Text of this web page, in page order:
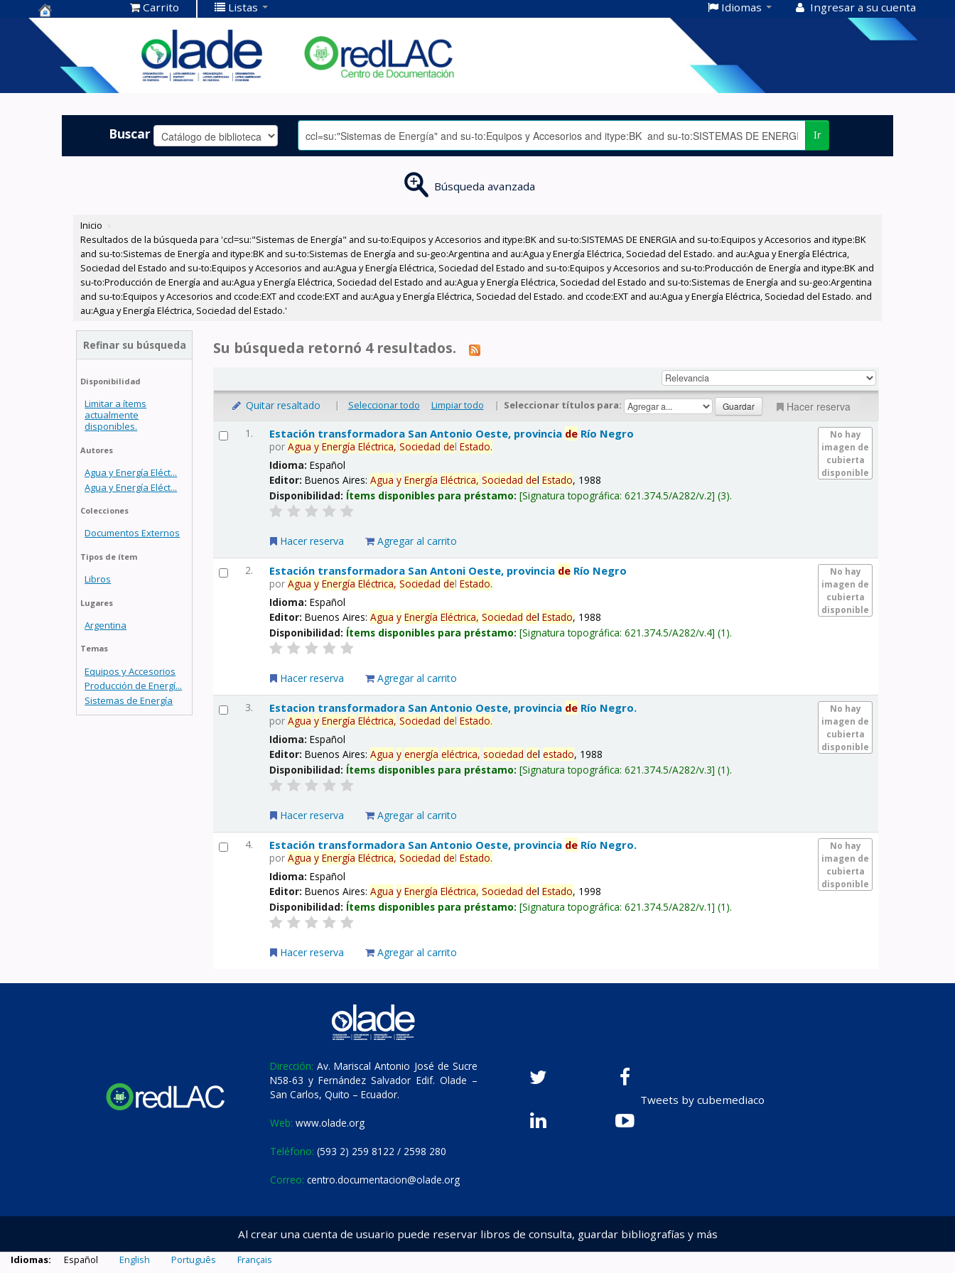
Centro de
Documentación
OLADE -
Carrito Listas Idiomas Ingresar a su cuenta
Buscar Ir
Búsqueda avanzada
Inicio ›
Resultados de la búsqueda para 'ccl=su:"Sistemas de Energía" and su-to:Equipos y Accesorios and itype:BK and su-to:SISTEMAS DE ENERGIA and su-to:Equipos y Accesorios and itype:BK
and su-to:Sistemas de Energía and itype:BK and su-to:Sistemas de Energía and su-geo:Argentina and au:Agua y Energía Eléctrica, Sociedad del Estado. and au:Agua y Energía Eléctrica,
Sociedad del Estado and su-to:Equipos y Accesorios and au:Agua y Energía Eléctrica, Sociedad del Estado and su-to:Equipos y Accesorios and su-to:Producción de Energía and itype:BK and
su-to:Producción de Energía and au:Agua y Energía Eléctrica, Sociedad del Estado and au:Agua y Energía Eléctrica, Sociedad del Estado and su-to:Sistemas de Energía and su-geo:Argentina
and su-to:Equipos y Accesorios and ccode:EXT and ccode:EXT and au:Agua y Energía Eléctrica, Sociedad del Estado. and ccode:EXT and au:Agua y Energía Eléctrica, Sociedad del Estado. and
au:Agua y Energía Eléctrica, Sociedad del Estado.'
Refinar su búsqueda
Disponibilidad
Limitar a ítems
actualmente
disponibles.
Autores
Agua y Energía Eléct...
Agua y Energía Eléct...
Colecciones
Documentos Externos
Tipos de ítem
Libros
Lugares
Argentina
Temas
Equipos y Accesorios
Producción de Energí...
Sistemas de Energía
Su búsqueda retornó 4 resultados.
Quitar resaltado | Seleccionar todo Limpiar todo | Seleccionar títulos para: Hacer reserva
1.
No hay
imagen de
cubierta
disponible
Estación transformadora San Antonio Oeste, provincia de Río Negro
porAgua y Energía Eléctrica, Sociedad delEstado.
Idioma:Español
Editor:Buenos Aires:Agua y Energía Eléctrica, Sociedad delEstado, 1988
Disponibilidad: Ítems disponibles para préstamo: Signatura topográfica:621.374.5/A282/v.2 (3).
Hacer reserva Agregar al carrito
2.
No hay
imagen de
cubierta
disponible
Estación transformadora San Antoni Oeste, provincia de Río Negro
porAgua y Energía Eléctrica, Sociedad delEstado.
Idioma:Español
Editor:Buenos Aires:Agua y Energía Eléctrica, Sociedad delEstado, 1988
Disponibilidad: Ítems disponibles para préstamo: Signatura topográfica:621.374.5/A282/v.4 (1).
Hacer reserva Agregar al carrito
3.
No hay
imagen de
cubierta
disponible
Estacion transformadora San Antonio Oeste, provincia de Río Negro.
porAgua y Energía Eléctrica, Sociedad delEstado.
Idioma:Español
Editor:Buenos Aires:Agua y energía eléctrica, sociedad delestado, 1988
Disponibilidad: Ítems disponibles para préstamo: Signatura topográfica:621.374.5/A282/v.3 (1).
Hacer reserva Agregar al carrito
4.
No hay
imagen de
cubierta
disponible
Estación transformadora San Antonio Oeste, provincia de Río Negro.
porAgua y Energía Eléctrica, Sociedad delEstado.
Idioma:Español
Editor:Buenos Aires:Agua y Energía Eléctrica, Sociedad delEstado, 1998
Disponibilidad: Ítems disponibles para préstamo: Signatura topográfica:621.374.5/A282/v.1 (1).
Hacer reserva Agregar al carrito
Dirección: Av. Mariscal Antonio José de Sucre
N58-63 y Fernández Salvador Edif. Olade –
San Carlos, Quito – Ecuador.
Web: www.olade.org
Teléfono: (593 2) 259 8122 / 2598 280
Correo: centro.documentacion@olade.org
Tweets by cubemediaco
Al crear una cuenta de usuario puede reservar libros de consulta, guardar bibliografías y más
Idiomas: Español English Português Français